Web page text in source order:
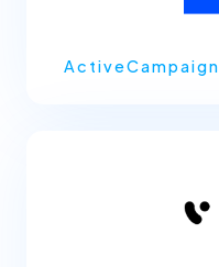
ActiveCampaign